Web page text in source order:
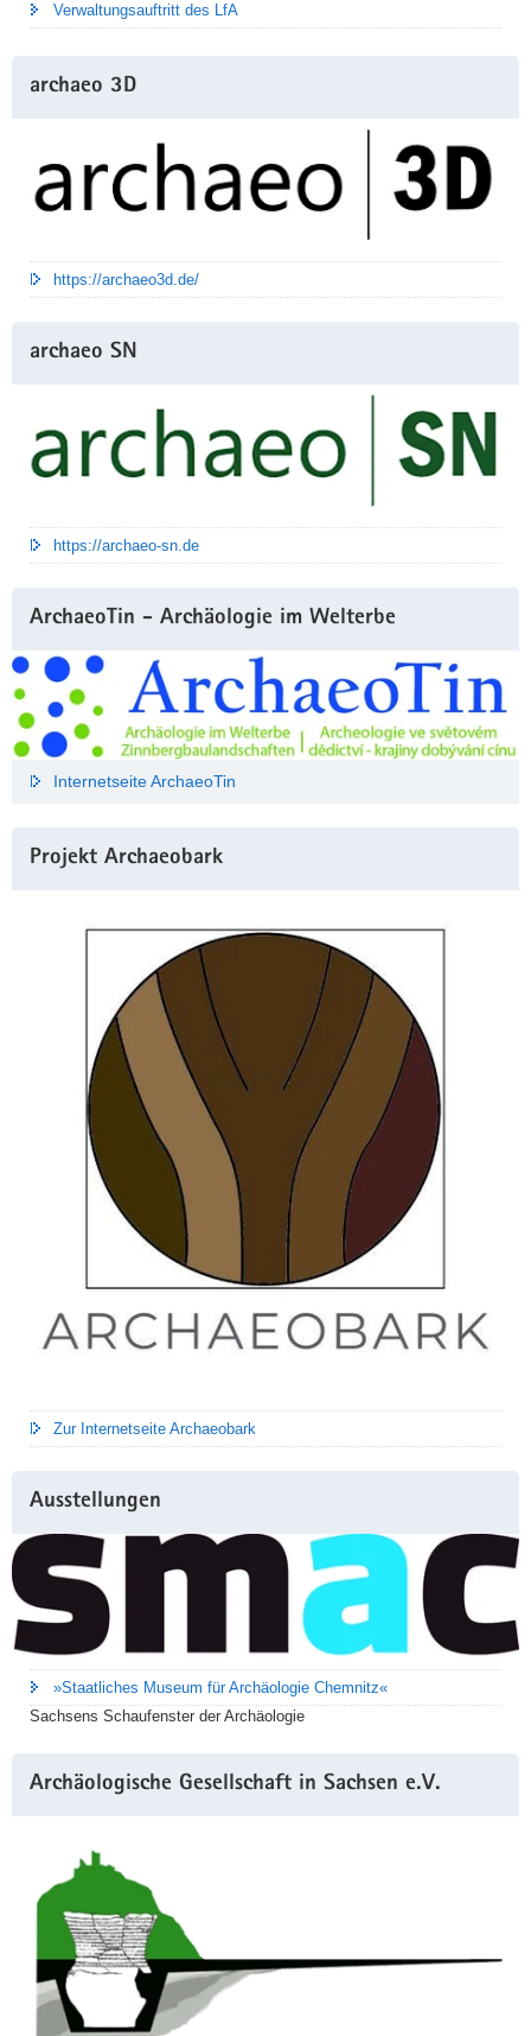
Verwaltungsauftritt des LfA
archaeo 3D
https://archaeo3d.de/
archaeo SN
https://archaeo-sn.de
ArchaeoTin - Archäologie im Welterbe
Internetseite ArchaeoTin
Projekt Archaeobark
Zur Internetseite Archaeobark
Ausstellungen
»Staatliches Museum für Archäologie Chemnitz«
Sachsens Schaufenster der Archäologie
Archäologische Gesellschaft in Sachsen e.V.